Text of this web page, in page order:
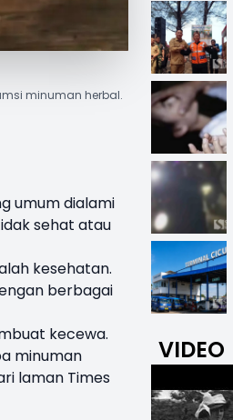
minuman herbal.
umum dialami
sehat atau
kesehatan.
berbagai
kecewa.
minuman
laman Times
VIDEO